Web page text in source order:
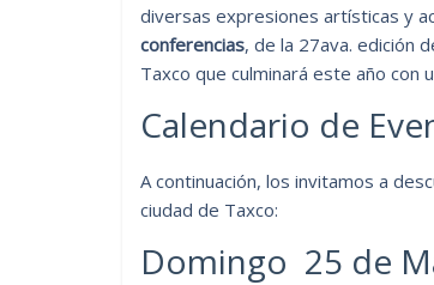
diversas expresiones artísticas y
conferencias, de la 27ava. edición
Taxco que culminará este año con
Calendario de
A continuación, los invitamos a
ciudad de Taxco:
Domingo 25 de